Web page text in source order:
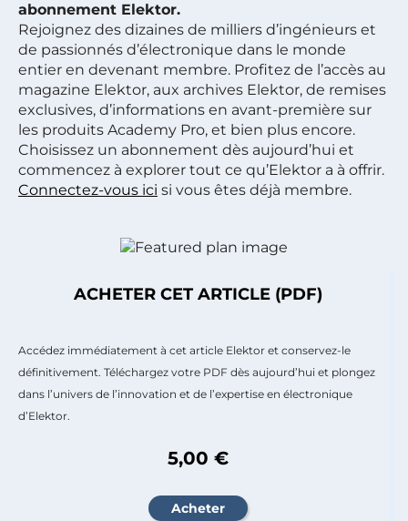
abonnement Elektor.
Rejoignez des dizaines de milliers d’ingénieurs et
de passionnés d’électronique dans le monde
entier en devenant membre. Profitez de l’accès au
magazine Elektor, aux archives Elektor, de remises
exclusives, d’informations en avant-première sur
les produits Academy Pro, et bien plus encore.
Choisissez un abonnement dès aujourd’hui et
commencez à explorer tout ce qu’Elektor a à offrir.
Connectez-vous ici si vous êtes déjà membre.
ACHETER CET ARTICLE (PDF)
Accédez immédiatement à cet article Elektor et conservez-le
définitivement. Téléchargez votre PDF dès aujourd’hui et plongez
dans l’univers de l’innovation et de l’expertise en électronique
d’Elektor.
5,00 €